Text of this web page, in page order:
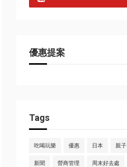
優惠提案
Tags
吃喝玩樂 優惠 日本 親子
新聞 營商管理 周末好去處